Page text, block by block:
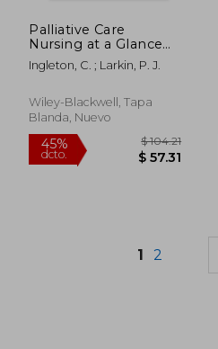
dcto.
Palliative Care
Nursing at a Glance
(en Inglés)
Ingleton, C. ; Larkin, P. J.
Wiley-Blackwell, Tapa
Blanda, Nuevo
1 2